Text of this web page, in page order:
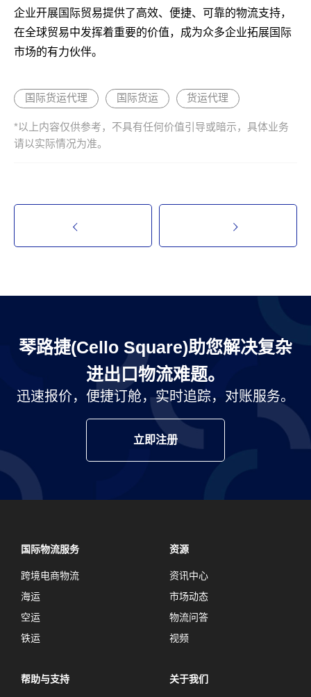
企业开展国际贸易提供了高效、便捷、可靠的物流支持，
在全球贸易中发挥着重要的价值，成为众多企业拓展国际
市场的有力伙伴。
国际货运代理 国际货运 货运代理
*以上内容仅供参考，不具有任何价值引导或暗示，具体业务
请以实际情况为准。
琴路捷(Cello Square)助您解决复杂
进出口物流难题。
迅速报价，便捷订舱，实时追踪，对账服务。
立即注册
国际物流服务
跨境电商物流
海运
空运
铁运
资源
资讯中心
市场动态
物流问答
视频
帮助与支持 关于我们